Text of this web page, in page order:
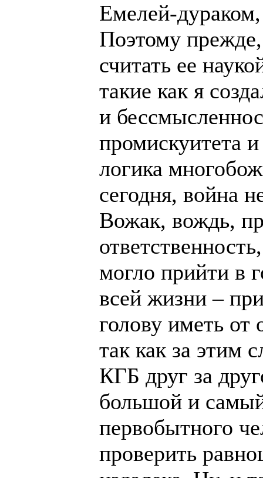
Емелей-
Поэтому
считать ее
такие как я
и
промискуитета
логика
сегодня, война
Вожак, вождь,
могло прийти в
всей жизни –
голову иметь от
так как за этим
КГБ друг за
большой и
первобытного
проверить